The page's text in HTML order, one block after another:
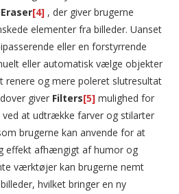
[4] , der giver brugerne
elementer fra billeder. Uanset
eller en forstyrrende
eller automatisk vælge objekter
renere og mere poleret slutresultat
giver Filters[5] mulighed for
at udtrække farver og stilarter
brugerne kan anvende for at
effekt afhængigt af humor og
værktøjer kan brugerne nemt
hvilket bringer en ny